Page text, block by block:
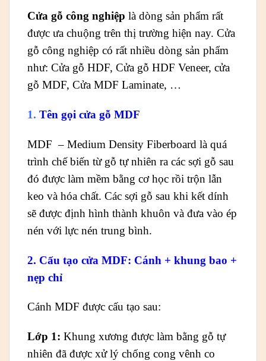
Cửa gỗ công nghiệp là dòng sản phẩm rất
được ưa chuộng trên thị trường hiện nay. Cửa
gỗ công nghiệp có rất nhiều dòng sản phẩm
như: Cửa gỗ HDF, Cửa gỗ HDF Veneer, cửa
gỗ MDF, Cửa MDF Laminate, …
1. Tên gọi cửa gỗ MDF
MDF – Medium Density Fiberboard là quá
trình chế biến từ gỗ tự nhiên ra các sợi gỗ sau
đó được làm mềm bằng cơ học rồi trộn lẫn
keo và hóa chất. Các sợi gỗ sau khi kết dính
sẽ được định hình thành khuôn và đưa vào ép
nén với lực nén trung bình.
2. Cấu tạo cửa MDF: Cánh + khung bao +
nẹp chỉ
Cánh MDF được cấu tạo sau:
Lớp 1: Khung xương được làm bằng gỗ tự
nhiên đã được xử lý chống cong vênh co